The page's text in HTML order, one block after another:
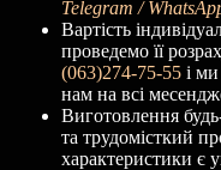
Telegram /
Вартість
проведемо її
(063)274-75-55і ми
нам на всі
Виготовлення
та трудомісткий
характеристики є